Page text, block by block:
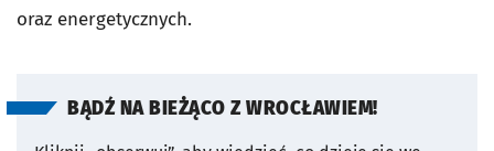
oraz energetycznych.
BĄDŹ NA BIEŻĄCO Z WROCŁAWIEM!